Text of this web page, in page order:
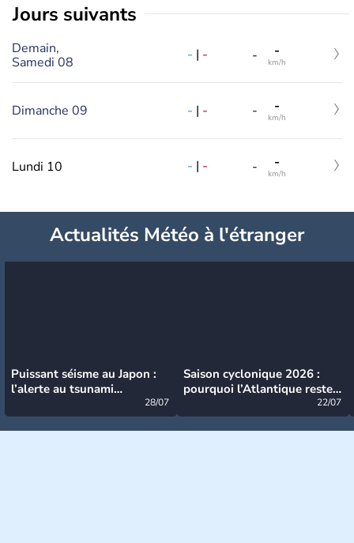
jours suivants
Demain,
Samedi 08
- | - - -
km/h
Dimanche 09 - | - - -
km/h
Lundi 10 - | - - -
km/h
Actualités Météo à l'étranger
Puissant séisme au Japon :
l’alerte au tsunami
28/07
Saison cyclonique 2026 :
pourquoi l’Atlantique reste
22/07